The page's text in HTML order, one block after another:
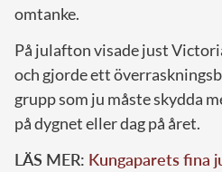
omtanke.
På julafton visade just
och gjorde ett
grupp som ju måste skydda
på dygnet eller dag på året.
LÄS MER: Kungaparets fina